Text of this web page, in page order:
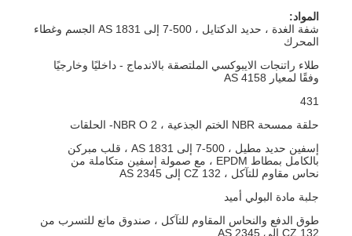
المواد:
شفة الغدة ، حديد الدكتايل ، 500-7 إلى AS 1831 الجسم وغطاء
المحرك
طلاء راتنجات الايبوكسي الملتصقة بالاندماج - داخليًا وخارجيًا
وفقًا لمعيار AS 4158
431
حلقة ممسحة NBR الختم الجذعية ، 2 NBR O- الحلقات
إسفين حديد مطيل ، 500-7 إلى AS 1831 ، قلب مبركن
بالكامل بمطاط EPDM ، مع صمولة إسفين متكاملة من
نحاس مقاوم للتآكل ، CZ 132 إلى AS 2345
جلبة مادة البولي أميد
طوق الدفع والنحاس المقاوم للتآكل ، صندوق مانع للتسرب من
CZ 132 إلى AS 2345